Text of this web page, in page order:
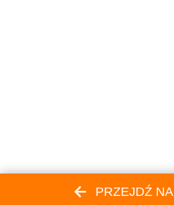
PRZEJDŹ NA